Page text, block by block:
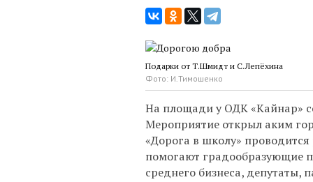
Подарки от Т.Шмидт и С.Лепёхина
Фото: И.Тимошенко
На площади у ОДК «Кайнар»
Мероприятие открыл аким
«Дорога в школу» проводится
помогают градообразующие
среднего бизнеса, депутаты,